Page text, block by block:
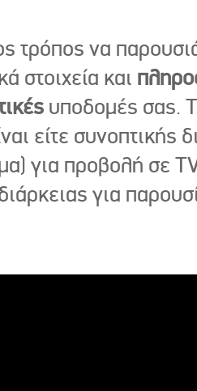
τρόπος να
στοιχεία και
υποδομές σας.
είτε συνοπτικής
για προβολή σε
για